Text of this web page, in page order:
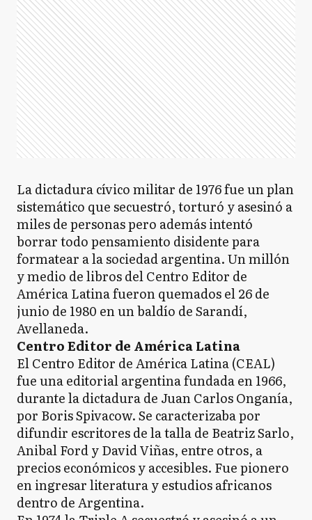
La dictadura cívico militar de 1976 fue un plan
sistemático que secuestró, torturó y asesinó a
miles de personas pero además intentó
borrar todo pensamiento disidente para
formatear a la sociedad argentina. Un millón
y medio de libros del Centro Editor de
América Latina fueron quemados el 26 de
junio de 1980 en un baldío de Sarandí,
Avellaneda.
Centro Editor de América Latina
El Centro Editor de América Latina (CEAL)
fue una editorial argentina fundada en 1966,
durante la dictadura de Juan Carlos Onganía,
por Boris Spivacow. Se caracterizaba por
difundir escritores de la talla de Beatriz Sarlo,
Anibal Ford y David Viñas, entre otros, a
precios económicos y accesibles. Fue pionero
en ingresar literatura y estudios africanos
dentro de Argentina.